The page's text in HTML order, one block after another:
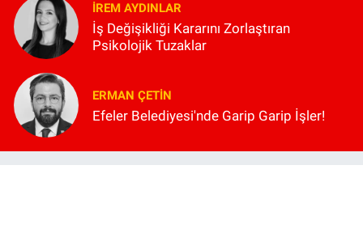
İREM AYDINLAR
İş Değişikliği Kararını Zorlaştıran
Psikolojik Tuzaklar
ERMAN ÇETIN
Efeler Belediyesi'nde Garip Garip İşler!